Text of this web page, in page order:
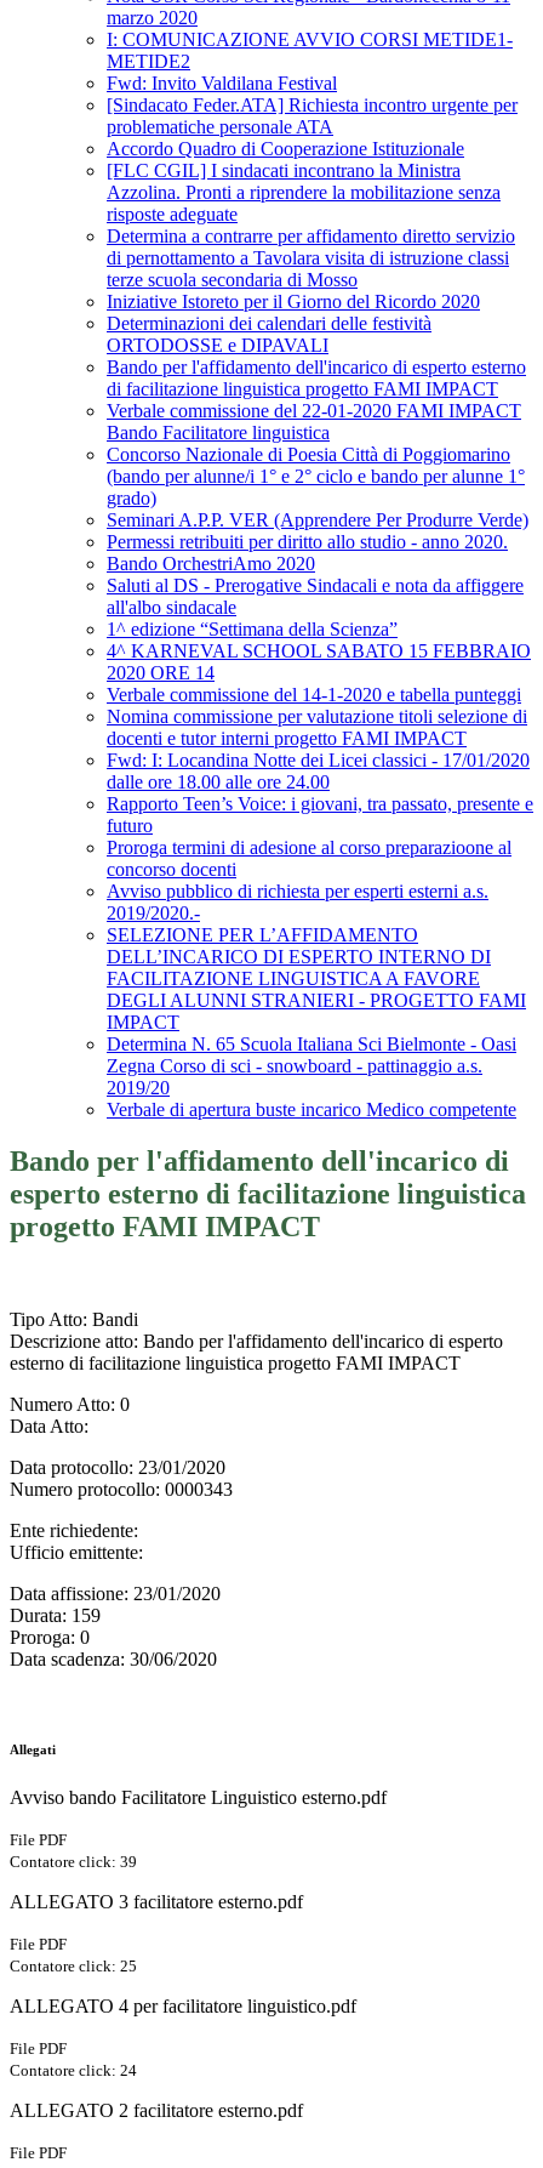
marzo 2020
I: COMUNICAZIONE AVVIO CORSI METIDE1-
METIDE2
Fwd: Invito Valdilana Festival
[Sindacato Feder.ATA] Richiesta incontro urgente per
problematiche personale ATA
Accordo Quadro di Cooperazione Istituzionale
[FLC CGIL] I sindacati incontrano la Ministra
Azzolina. Pronti a riprendere la mobilitazione senza
risposte adeguate
Determina a contrarre per affidamento diretto servizio
di pernottamento a Tavolara visita di istruzione classi
terze scuola secondaria di Mosso
Iniziative Istoreto per il Giorno del Ricordo 2020
Determinazioni dei calendari delle festività
ORTODOSSE e DIPAVALI
Bando per l'affidamento dell'incarico di esperto esterno
di facilitazione linguistica progetto FAMI IMPACT
Verbale commissione del 22-01-2020 FAMI IMPACT
Bando Facilitatore linguistica
Concorso Nazionale di Poesia Città di Poggiomarino
(bando per alunne/i 1° e 2° ciclo e bando per alunne 1°
grado)
Seminari A.P.P. VER (Apprendere Per Produrre Verde)
Permessi retribuiti per diritto allo studio - anno 2020.
Bando OrchestriAmo 2020
Saluti al DS - Prerogative Sindacali e nota da affiggere
all'albo sindacale
1^ edizione “Settimana della Scienza”
4^ KARNEVAL SCHOOL SABATO 15 FEBBRAIO
2020 ORE 14
Verbale commissione del 14-1-2020 e tabella punteggi
Nomina commissione per valutazione titoli selezione di
docenti e tutor interni progetto FAMI IMPACT
Fwd: I: Locandina Notte dei Licei classici - 17/01/2020
dalle ore 18.00 alle ore 24.00
Rapporto Teen’s Voice: i giovani, tra passato, presente e
futuro
Proroga termini di adesione al corso preparazioone al
concorso docenti
Avviso pubblico di richiesta per esperti esterni a.s.
2019/2020.-
SELEZIONE PER L’AFFIDAMENTO
DELL’INCARICO DI ESPERTO INTERNO DI
FACILITAZIONE LINGUISTICA A FAVORE
DEGLI ALUNNI STRANIERI - PROGETTO FAMI
IMPACT
Determina N. 65 Scuola Italiana Sci Bielmonte - Oasi
Zegna Corso di sci - snowboard - pattinaggio a.s.
2019/20
Verbale di apertura buste incarico Medico competente
Bando per l'affidamento dell'incarico di
esperto esterno di facilitazione linguistica
progetto FAMI IMPACT
Tipo Atto: Bandi
Descrizione atto: Bando per l'affidamento dell'incarico di esperto
esterno di facilitazione linguistica progetto FAMI IMPACT
Numero Atto: 0
Data Atto:
Data protocollo: 23/01/2020
Numero protocollo: 0000343
Ente richiedente:
Ufficio emittente:
Data affissione: 23/01/2020
Durata: 159
Proroga: 0
Data scadenza: 30/06/2020
Allegati
Avviso bando Facilitatore Linguistico esterno.pdf
File PDF
Contatore click: 39
ALLEGATO 3 facilitatore esterno.pdf
File PDF
Contatore click: 25
ALLEGATO 4 per facilitatore linguistico.pdf
File PDF
Contatore click: 24
ALLEGATO 2 facilitatore esterno.pdf
File PDF